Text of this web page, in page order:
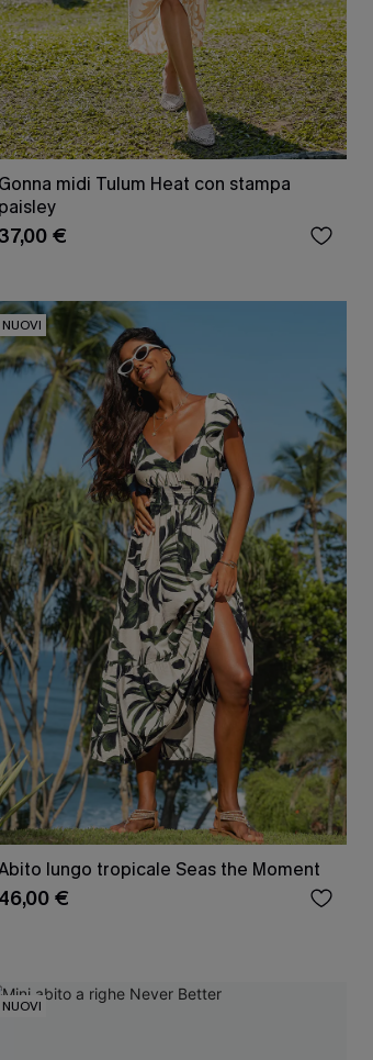
Gonna midi Tulum Heat con stampa
paisley
€
NUOVI
lungo tropicale Seas the Moment
46,00 €
NUOVI